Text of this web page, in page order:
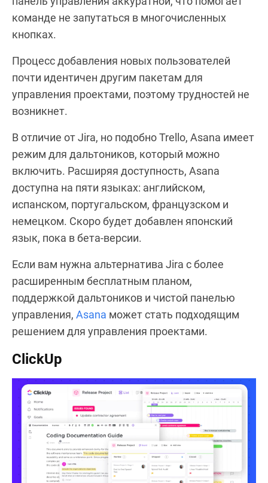
команде не запутаться в многочисленных
кнопках.
Процесс добавления новых пользователей
почти идентичен другим пакетам для
управления проектами, поэтому трудностей не
возникнет.
В отличие от Jira, но подобно Trello, Asana имеет
режим для дальтоников, который можно
включить. Расширяя доступность, Asana
доступна на пяти языках: английском,
испанском, португальском, французском и
немецком. Скоро будет добавлен японский
язык, пока в бета-версии.
Если вам нужна альтернатива Jira с более
расширенным бесплатным планом,
поддержкой дальтоников и чистой панелью
управления, Asana может стать подходящим
решением для управления проектами.
ClickUp